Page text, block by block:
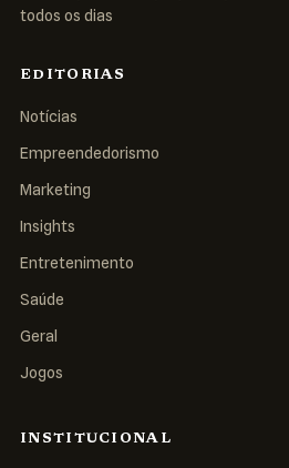
todos os dias
EDITORIAS
Notícias
Empreendedorismo
Marketing
Insights
Entretenimento
Saúde
Geral
Jogos
INSTITUCIONAL